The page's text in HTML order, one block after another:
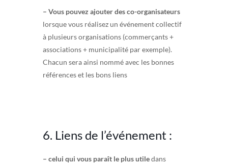
– Vous pouvez ajouter des co-organisateurs
lorsque vous réalisez un événement collectif
à plusieurs organisations (commerçants +
associations + municipalité par exemple).
Chacun sera ainsi nommé avec les bonnes
références et les bons liens
6. Liens de l’événement :
– celui qui vous paraît le plus utiledans